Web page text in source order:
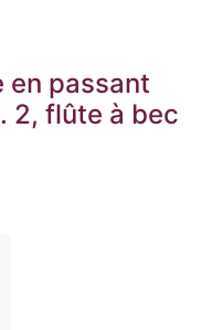
en passant
2, flûte à bec